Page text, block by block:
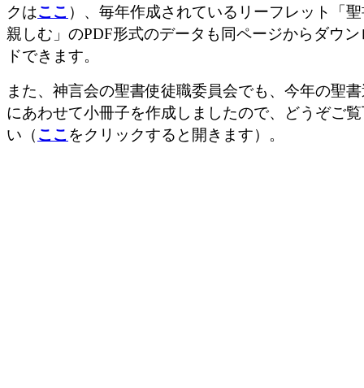
クはここ ）、毎年作成されているリーフレット「
親しむ」のPDF形式のデータも同ページからダウン
ドできます。
また、神言会の聖書使徒職委員会でも、今年の聖
にあわせて小冊子を作成しましたので、どうぞご
い（ ここ をクリックすると開きます）。